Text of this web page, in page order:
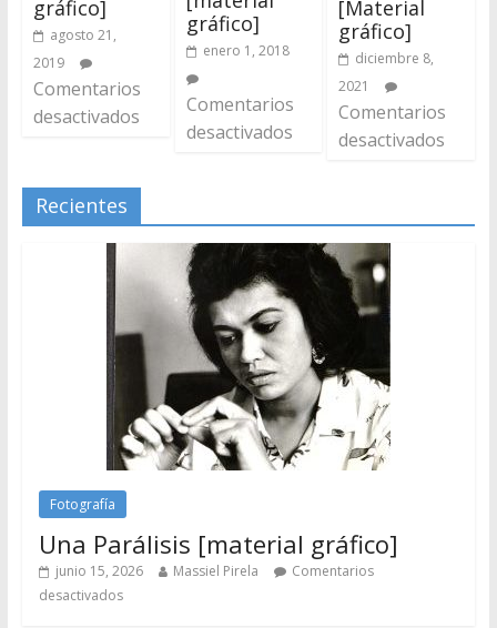
gráfico]
agosto 21,
2019
Comentarios
desactivados
gráfico]
enero 1, 2018
Comentarios
desactivados
[Material
gráfico]
diciembre 8,
2021
Comentarios
desactivados
Recientes
Fotografía
Una Parálisis [material gráfico]
junio 15, 2026 Massiel Pirela
Comentarios
desactivados